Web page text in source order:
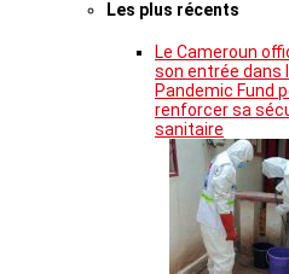
Les plus récents
Le Cameroun
son entrée dans
Pandemic Fund
renforcer sa
sanitaire